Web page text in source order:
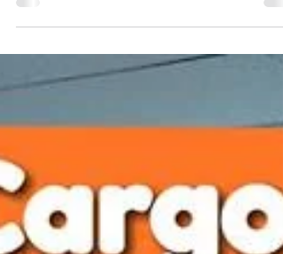
esse lindo agradecimento: não tem preço. ...